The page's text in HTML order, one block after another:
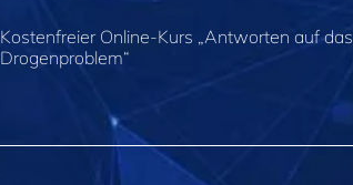
Kostenfreier Online-Kurs „Antworten auf das
Drogenproblem“